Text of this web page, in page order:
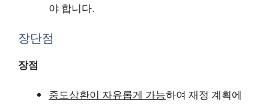
야 합니다.
장단점
장점
중도상환이 자유롭게 가능하여 재정 계획에